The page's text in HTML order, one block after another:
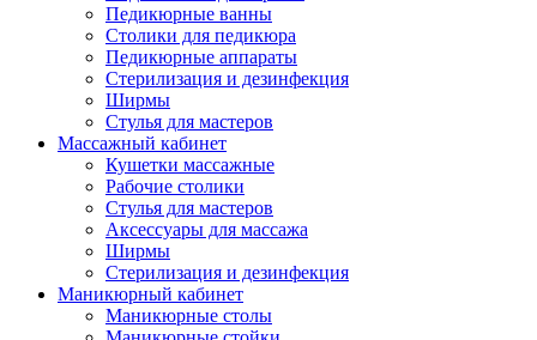
Педикюрные ванны
Столики для педикюра
Педикюрные аппараты
Стерилизация и дезинфекция
Ширмы
Стулья для мастеров
Массажный кабинет
Кушетки массажные
Рабочие столики
Стулья для мастеров
Аксессуары для массажа
Ширмы
Стерилизация и дезинфекция
Маникюрный кабинет
Маникюрные столы